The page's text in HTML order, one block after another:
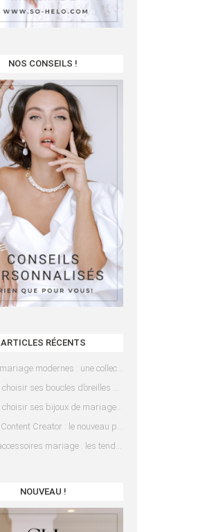
NOS CONSEILS !
ARTICLES RÉCENTS
Bijoux de mariage modernes : une collection pensée pour les mariées d’aujourd’hui
Comment choisir ses boucles d’oreilles de mariée en fonction de sa coiffure ?
Comment choisir ses bijoux de mariage en fonction de sa robe ?
Wedding Content Creator : le nouveau prestataire indispensable pour votre mariage
Bijoux et accessoires mariage : les tendances 2025
NOUVEAU !